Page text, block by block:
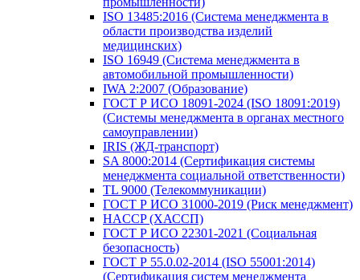
ISO 13485:2016 (Система менеджмента в
области производства изделий
медицинских)
ISO 16949 (Система менеджмента в
автомобильной промышленности)
IWA 2:2007 (Образование)
ГОСТ Р ИСО 18091-2024 (ISO 18091:2019)
(Системы менеджмента в органах местного
самоуправлении)
IRIS (ЖД-транспорт)
SA 8000:2014 (Сертификация системы
менеджмента социальной ответственности)
TL 9000 (Телекоммуникации)
ГОСТ Р ИСО 31000-2019 (Риск менеджмент)
HACCP (ХАССП)
ГОСТ Р ИСО 22301-2021 (Социальная
безопасность)
ГОСТ Р 55.0.02-2014 (ISO 55001:2014)
(Сертификация систем менеджмента